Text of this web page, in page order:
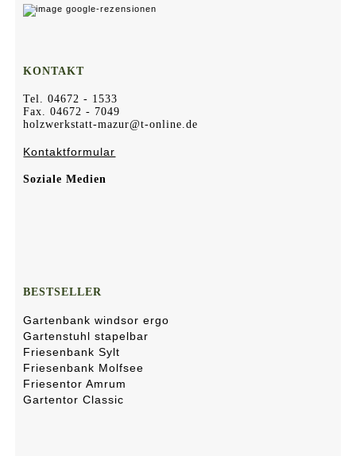
KONTAKT
Tel. 04672 - 1533
Fax. 04672 - 7049
holzwerkstatt-mazur@t-online.de
Kontaktformular
Soziale Medien
BESTSELLER
Gartenbank windsor ergo
Gartenstuhl stapelbar
Friesenbank Sylt
Friesenbank Molfsee
Friesentor Amrum
Gartentor Classic